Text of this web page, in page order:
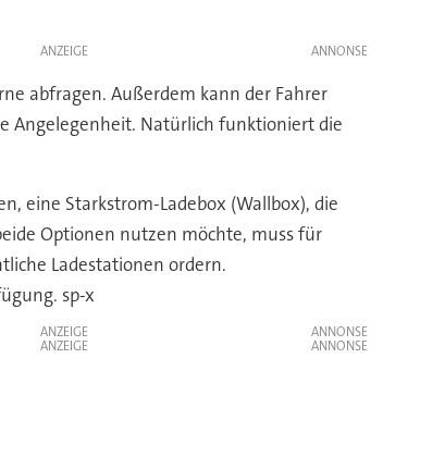
ANZEIGE
abfragen. Außerdem kann der Fahrer
Angelegenheit. Natürlich funktioniert die
eine Starkstrom-Ladebox (Wallbox), die
Optionen nutzen möchte, muss für
Ladestationen ordern.
sp-x
ANZEIGE
ANZEIGE